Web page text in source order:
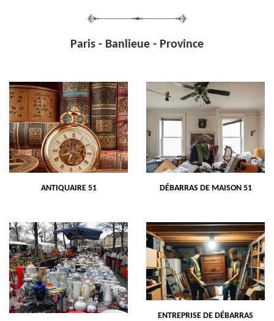
Paris - Banlieue - Province
ANTIQUAIRE 51 DÉBARRAS DE MAISON 51
ENTREPRISE DE DÉBARRAS